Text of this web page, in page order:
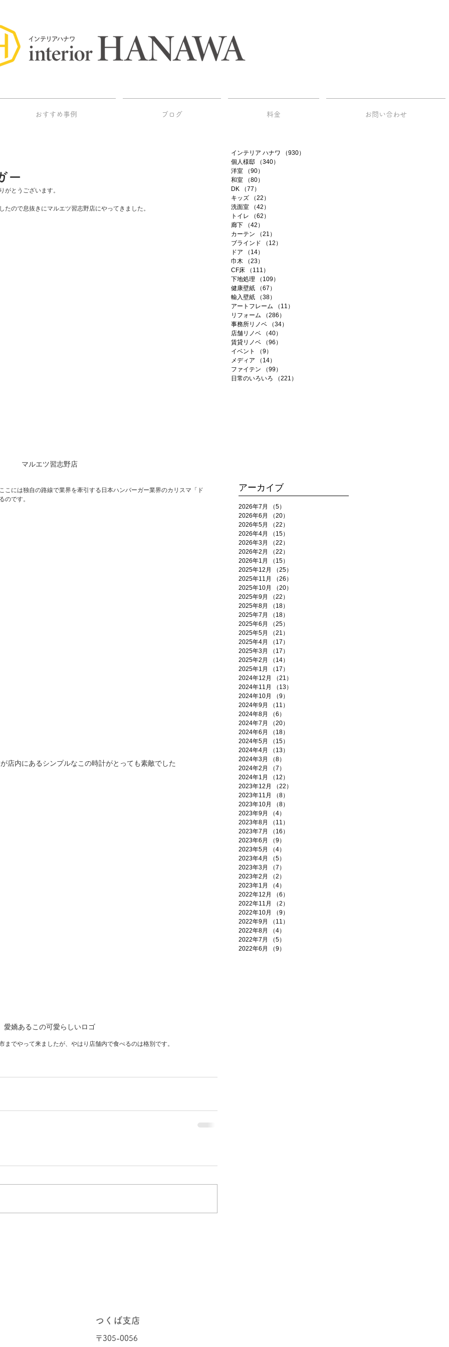
おすすめ事例 ブログ 料金 お問い合わせ
ー
がとうございます。
たので息抜きにマルエツ習志野店にやってきました。
マルエツ習志野店
こには独自の路線で業界を牽引する日本ハンバーガー業界のカリスマ「ド
のです。
店内にあるシンプルなこの時計がとっても素敵でした
愛嬌あるこの可愛らしいロゴ
でやって来ましたが、やはり店舗内で食べるのは格別です。
インテリア ハナワ （930）
個人様邸
（340）
洋室
（90）
和室
（80）
DK
（77）
キッズ
（22）
洗面室
（42）
トイレ
（62）
廊下
（42）
カーテン
（21）
ブラインド
（12）
ドア
（14）
巾木
（23）
CF床
（111）
下地処理
（109）
健康壁紙
（67）
輸入壁紙
（38）
アートフレーム
（11）
リフォーム
（286）
事務所リノベ
（34）
店舗リノベ
（40）
賃貸リノベ
（96）
イベント
（9）
メディア
（14）
ファイテン
（99）
日常のいろいろ
（221）
アーカイブ
2026年7月 （5）
2026年6月
（20）
2026年5月
（22）
2026年4月
（15）
2026年3月
（22）
2026年2月
（22）
2026年1月
（15）
2025年12月
（25）
2025年11月
（26）
2025年10月
（20）
2025年9月
（22）
2025年8月
（18）
2025年7月
（18）
2025年6月
（25）
2025年5月
（21）
2025年4月
（17）
2025年3月
（17）
2025年2月
（14）
2025年1月
（17）
2024年12月
（21）
2024年11月
（13）
2024年10月
（9）
2024年9月
（11）
2024年8月
（6）
2024年7月
（20）
2024年6月
（18）
2024年5月
（15）
2024年4月
（13）
2024年3月
（8）
2024年2月
（7）
2024年1月
（12）
2023年12月
（22）
2023年11月
（8）
2023年10月
（8）
2023年9月
（4）
2023年8月
（11）
2023年7月
（16）
2023年6月
（9）
2023年5月
（4）
2023年4月
（5）
2023年3月
（7）
2023年2月
（2）
2023年1月
（4）
2022年12月
（6）
2022年11月
（2）
2022年10月
（9）
2022年9月
（11）
2022年8月
（4）
2022年7月
（5）
2022年6月
（9）
つくば支店
〒305-0056​